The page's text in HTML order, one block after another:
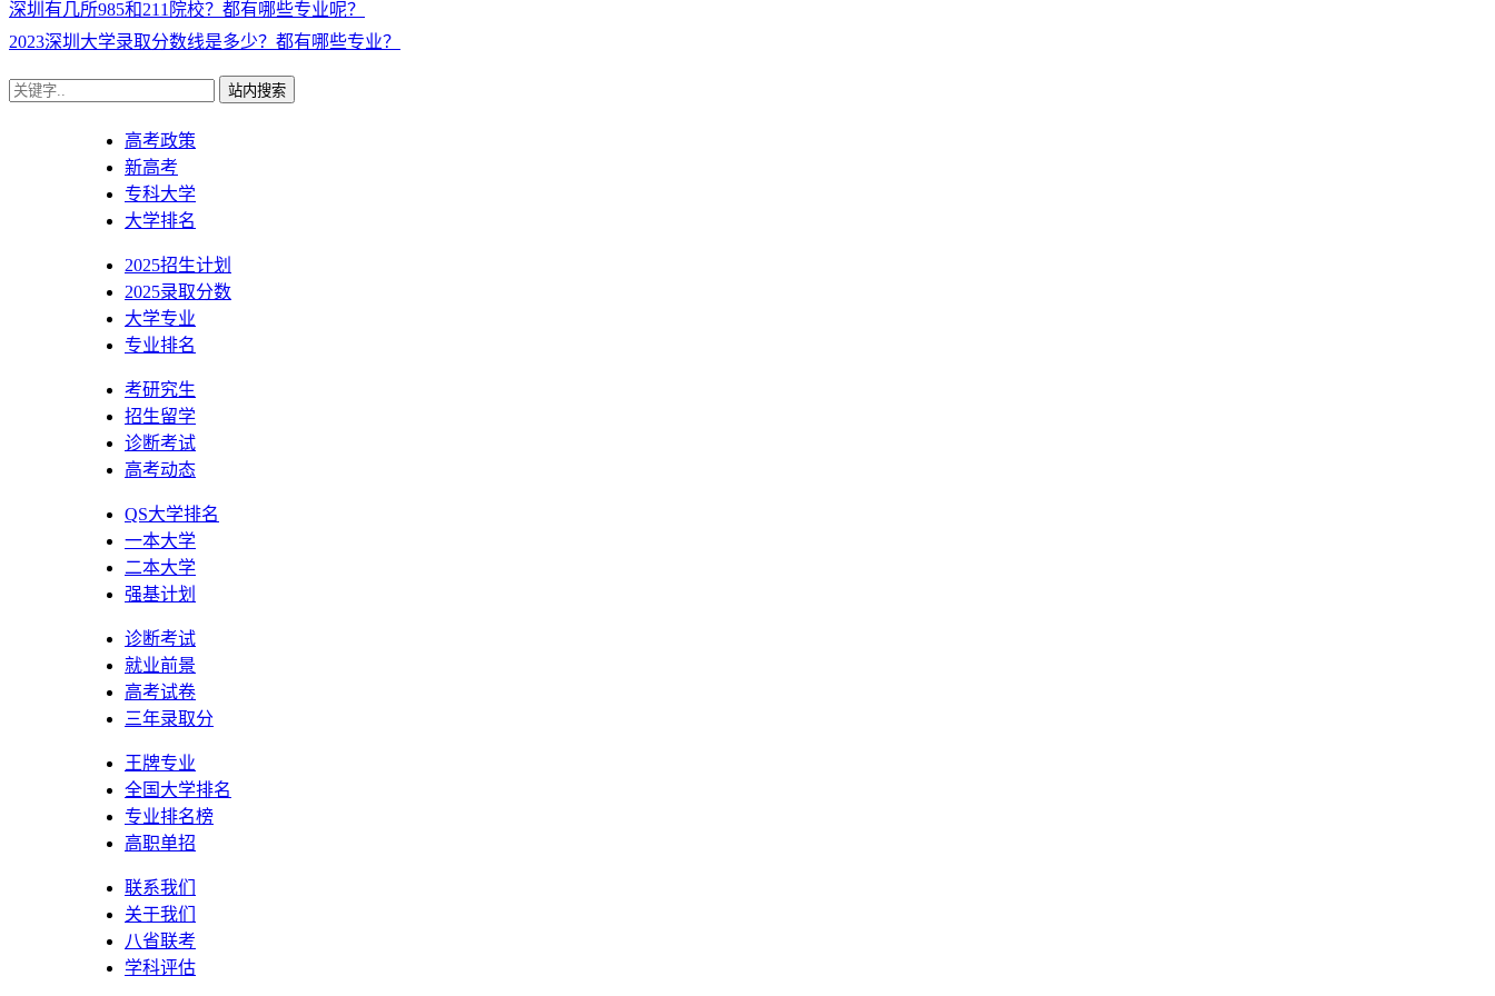
深圳有几所985和211院校？都有哪些专业呢？
2023深圳大学录取分数线是多少？都有哪些专业？
站内搜索
高考政策
新高考
专科大学
大学排名
2025招生计划
2025录取分数
大学专业
专业排名
考研究生
招生留学
诊断考试
高考动态
QS大学排名
一本大学
二本大学
强基计划
诊断考试
就业前景
高考试卷
三年录取分
王牌专业
全国大学排名
专业排名榜
高职单招
联系我们
关于我们
八省联考
学科评估